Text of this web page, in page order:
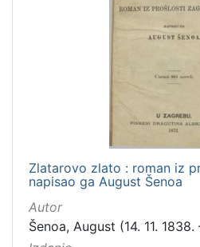
Zlatarovo zlato : roman iz
napisao ga August Šenoa
Autor
Šenoa, August (14. 11. 1838.